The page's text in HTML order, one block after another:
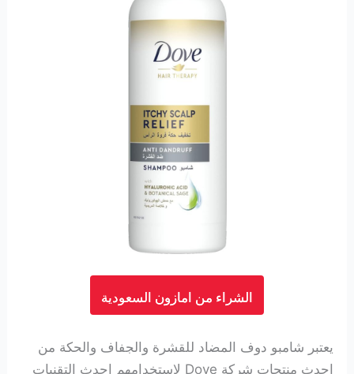
الشراء من امازون السعودية
يعتبر شامبو دوف المضاد للقشرة والجفاف والحكة من
احدث منتجات شركة Dove لاستخدامهم احدث التقنيات